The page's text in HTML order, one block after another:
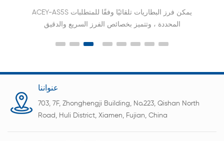
ACEY-AS5S يمكن فرز البطاريات تلقائيًا وفقًا للمتطلبات
المحددة ، وتتميز بخصائص الفرز السريع والدقيق
عنواننا
703, 7F, Zhonghengji Building, No.223, Qishan North
Road, Huli District, Xiamen, Fujian, China